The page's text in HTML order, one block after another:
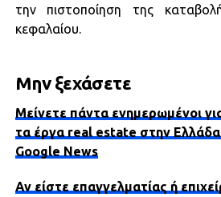
την πιστοποίηση της
κεφαλαίου.
Μην ξεχάσετε
Μείνετε πάντα ενημερωμένοι
τα έργα real estate στην
Google News
Αν είστε επαγγελματίας ή